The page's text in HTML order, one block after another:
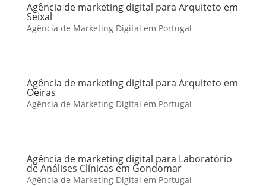
Agência de marketing digital para Arquiteto em
Seixal
Agência de Marketing Digital em Portugal
Agência de marketing digital para Arquiteto em
Oeiras
Agência de Marketing Digital em Portugal
Agência de marketing digital para Laboratório
de Análises Clínicas em Gondomar
Agência de Marketing Digital em Portugal